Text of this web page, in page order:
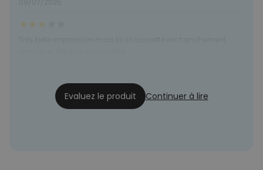
Evaluez le produit Continuer à lire